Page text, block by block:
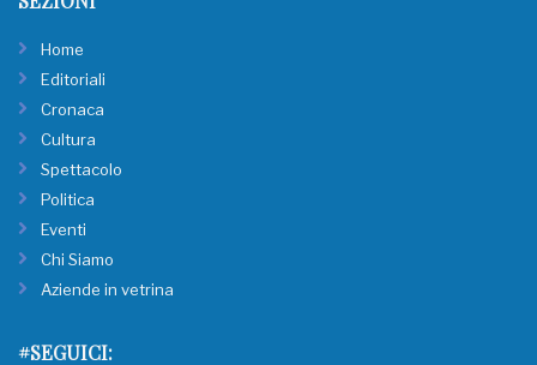
Home
Editoriali
Cronaca
Cultura
Spettacolo
Politica
Eventi
Chi Siamo
Aziende in vetrina
#SEGUICI: